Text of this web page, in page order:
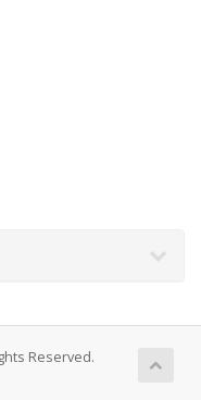
Reserved.